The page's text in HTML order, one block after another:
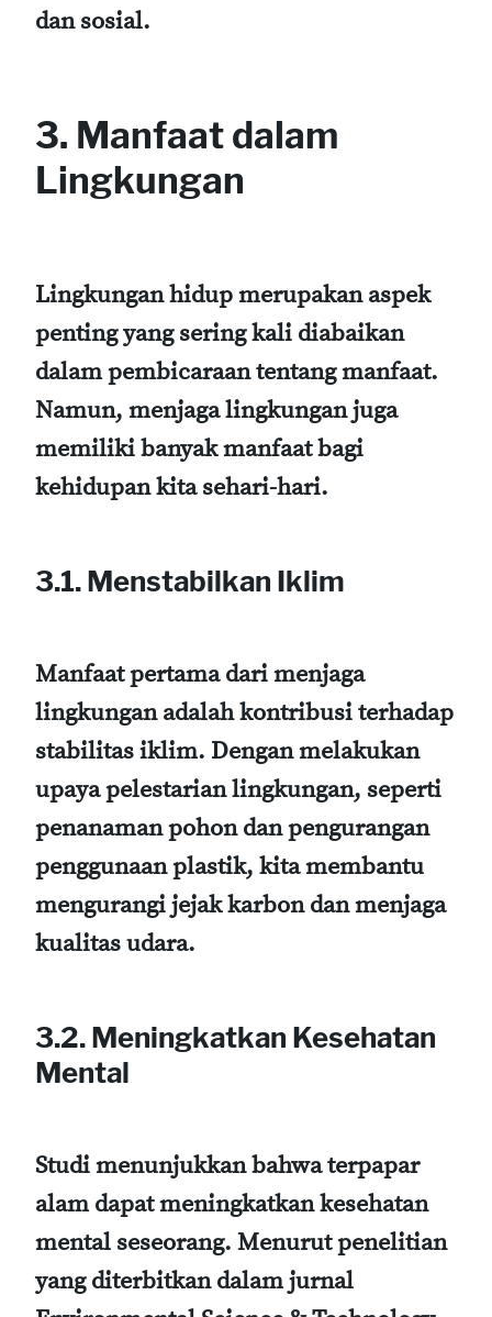
dan sosial.
3. Manfaat dalam
Lingkungan
Lingkungan hidup merupakan aspek
penting yang sering kali diabaikan
dalam pembicaraan tentang manfaat.
Namun, menjaga lingkungan juga
memiliki banyak manfaat bagi
kehidupan kita sehari-hari.
3.1. Menstabilkan Iklim
Manfaat pertama dari menjaga
lingkungan adalah kontribusi terhadap
stabilitas iklim. Dengan melakukan
upaya pelestarian lingkungan, seperti
penanaman pohon dan pengurangan
penggunaan plastik, kita membantu
mengurangi jejak karbon dan menjaga
kualitas udara.
3.2. Meningkatkan Kesehatan
Mental
Studi menunjukkan bahwa terpapar
alam dapat meningkatkan kesehatan
mental seseorang. Menurut penelitian
yang diterbitkan dalam jurnal